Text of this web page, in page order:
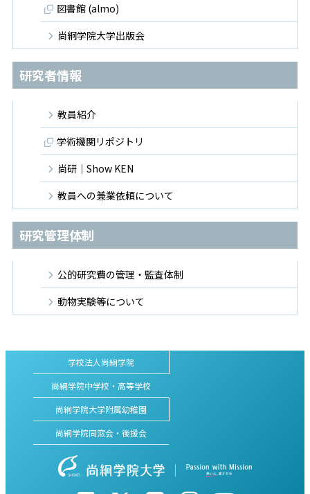
図書館 (almo)
尚絅学院大学出版会
研究者情報
教員紹介
学術機関リポジトリ
尚研｜Show KEN
教員への兼業依頼について
研究管理体制
公的研究費の管理・監査体制
動物実験等について
学校法人尚絅学院
尚絅学院中学校・高等学校
尚絅学院大学附属幼稚園
尚絅学院同窓会・後援会